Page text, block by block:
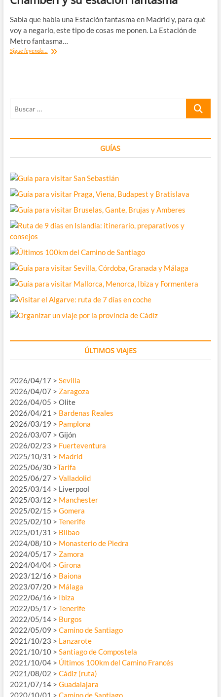
de
Sabía que había una Estación fantasma en Madrid y, para qué
voy a negarlo, este tipo de cosas me ponen. La Estación de
Metro fantasma…
Sigue leyendo... Chamberí
Buscar
GUÍAS
ÚLTIMOS VIAJES
2026/04/17 > Sevilla
2026/04/07 > Zaragoza
2026/04/05 > Olite
2026/04/21 > Bardenas Reales
2026/03/19 > Pamplona
2026/03/07 > Gijón
2026/02/23 > Fuerteventura
2025/10/31 > Madrid
2025/06/30 >Tarifa
2025/06/27 > Valladolid
2025/03/14 > Liverpool
2025/03/12 > Manchester
2025/02/15 > Gomera
2025/02/10 > Tenerife
2025/01/31 > Bilbao
2024/08/10 > Monasterio de Piedra
2024/05/17 > Zamora
2024/04/04 > Girona
2023/12/16 > Baiona
2023/07/20 > Málaga
2022/06/16 > Ibiza
2022/05/17 > Tenerife
2022/05/14 > Burgos
2022/05/09 > Camino de Santiago
2021/10/23 > Lanzarote
2021/10/10 > Santiago de Compostela
2021/10/04 > Últimos 100km del Camino Francés
2021/08/02 > Cádiz (ruta)
2021/07/14 > Guadalajara
2020/10/01 > Camino de Santiago